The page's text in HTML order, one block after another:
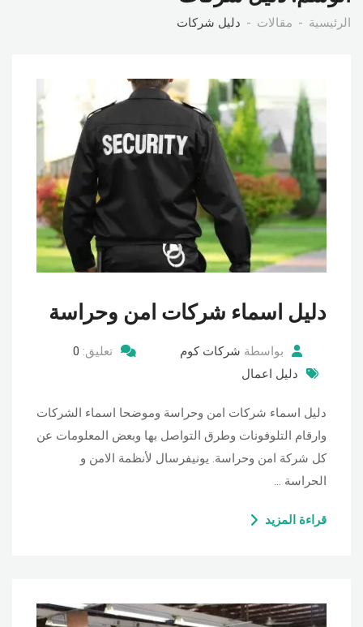
الرئيسية مقالات دليل شركات
دليل اسماء شركات امن وحراسة
بواسطة شركات كوم تعليق: 0
دليل اعمال
دليل اسماء شركات امن وحراسة وموضحا اسماء الشركات
وارقام التلوفونات وطرق التواصل بها وبعض المعلومات عن
كل شركة امن وحراسة. يونيفرسال لأنظمة الامن و
الحراسة …
قراءة المزيد